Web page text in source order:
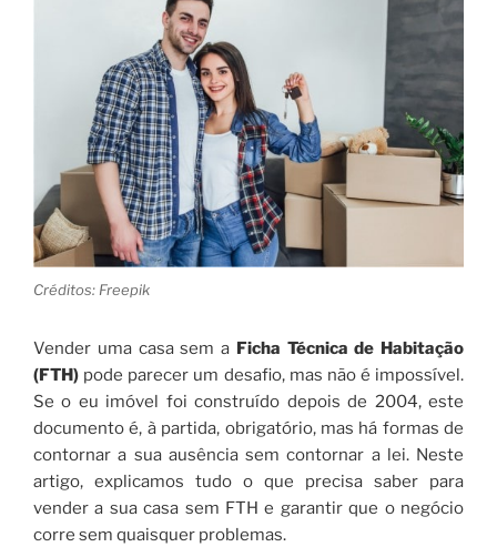
Créditos: Freepik
Vender uma casa sem a Ficha Técnica de Habitação
(FTH) pode parecer um desafio, mas não é impossível.
Se o eu imóvel foi construído depois de 2004, este
documento é, à partida, obrigatório, mas há formas de
contornar a sua ausência sem contornar a lei. Neste
artigo, explicamos tudo o que precisa saber para
vender a sua casa sem FTH e garantir que o negócio
corre sem quaisquer problemas.